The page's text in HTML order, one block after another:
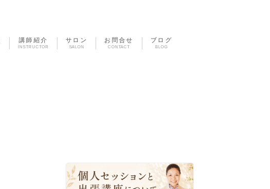
講師紹介
INSTRUCTOR
サロン
SALON
お問合せ
CONTACT
ブログ
BLOG